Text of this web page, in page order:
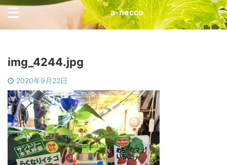
a-necco
img_4244.jpg
2020年9月22日